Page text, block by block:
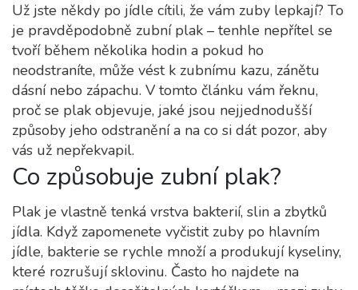
Už jste někdy po jídle cítili, že vám zuby lepkají? To
je pravděpodobně zubní plak – tenhle nepřítel se
tvoří během několika hodin a pokud ho
neodstraníte, může vést k zubnímu kazu, zánětu
dásní nebo zápachu. V tomto článku vám řeknu,
proč se plak objevuje, jaké jsou nejjednodušší
způsoby jeho odstranění a na co si dát pozor, aby
vás už nepřekvapil.
Co způsobuje zubní plak?
Plak je vlastně tenká vrstva bakterií, slin a zbytků
jídla. Když zapomenete vyčistit zuby po hlavním
jídle, bakterie se rychle množí a produkují kyseliny,
které rozrušují sklovinu. Často ho najdete na